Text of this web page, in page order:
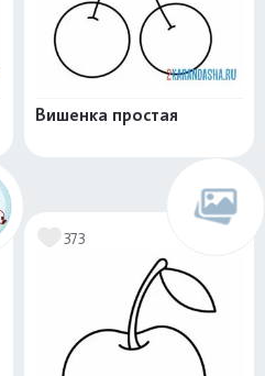
Вишенка простая
373